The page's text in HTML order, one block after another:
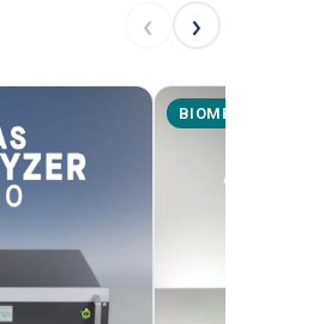
‹ ›
BIOMETHAN